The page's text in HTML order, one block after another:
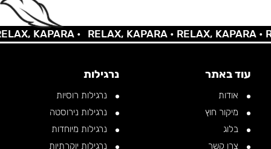
KAPARA • RELAX, KAPARA •RELAX, KAPARA •
עוד באתר
אודות
מיקור חוץ
בלוג
צרו קשר
נרגילות
נרגילות רוסיות
נרגילות נירוסטה
נרגילות מיוחדות
נרגילות יוקרתיות